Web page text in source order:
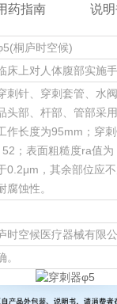
药指南 说
桐庐时空候)
床上对人体腹部实施
刺针、穿刺套管、水
头部、杆部、管部采
作长度为95mm；穿
；表面粗糙度ra值
0.2μm，其余部位应
腐蚀性。
时空候医疗器械有限
。